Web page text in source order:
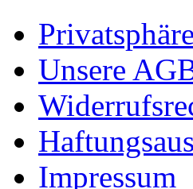
Unsere
Impressum